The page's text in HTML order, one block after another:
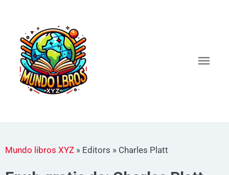
contenido
Mundo libros XYZ » Editors » Charles Platt